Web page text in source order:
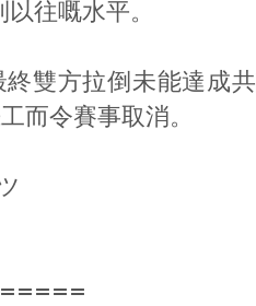
往嘅水平。
雙方拉倒未能達成
而令賽事取消。